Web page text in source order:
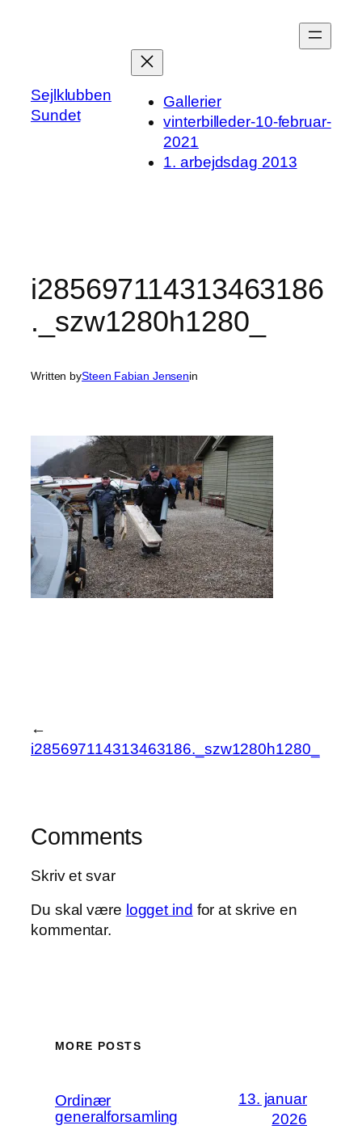
Sejlklubben
Sundet
Gallerier
vinterbilleder-10-februar-
2021
1. arbejdsdag 2013
i285697114313463186
._szw1280h1280_
Written bySteen Fabian Jensenin
←
i285697114313463186._szw1280h1280_
Comments
Skriv et svar
Du skal være logget ind for at skrive en
kommentar.
MORE POSTS
Ordinær
generalforsamling
13. januar
2026